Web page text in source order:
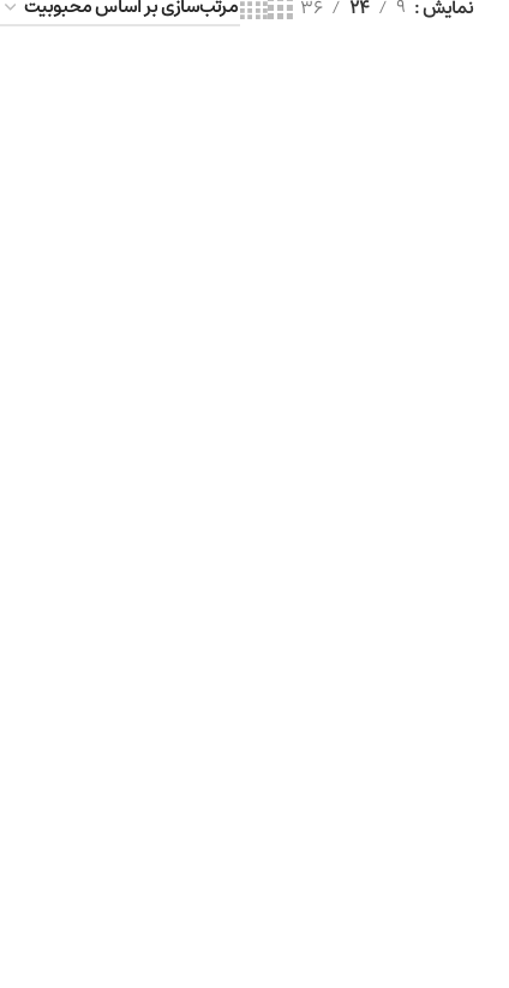
نمایش 9
24
36